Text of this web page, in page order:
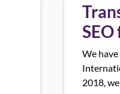
We
2018,